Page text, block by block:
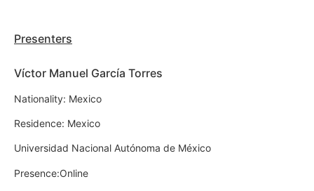
Presenters
Víctor Manuel García Torres
Nationality: Mexico
Residence: Mexico
Universidad Nacional Autónoma de México
Presence:Online